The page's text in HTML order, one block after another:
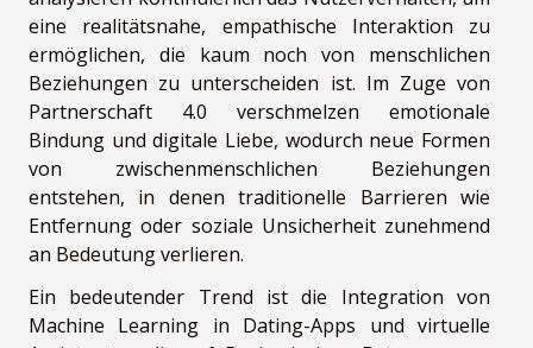
eine realitätsnahe, empathische Interaktion zu
ermöglichen, die kaum noch von menschlichen
Beziehungen zu unterscheiden ist. Im Zuge von
Partnerschaft 4.0 verschmelzen emotionale
Bindung und digitale Liebe, wodurch neue Formen
von zwischenmenschlichen Beziehungen
entstehen, in denen traditionelle Barrieren wie
Entfernung oder soziale Unsicherheit zunehmend
an Bedeutung verlieren.
Ein bedeutender Trend ist die Integration von
Machine Learning in Dating-Apps und virtuelle